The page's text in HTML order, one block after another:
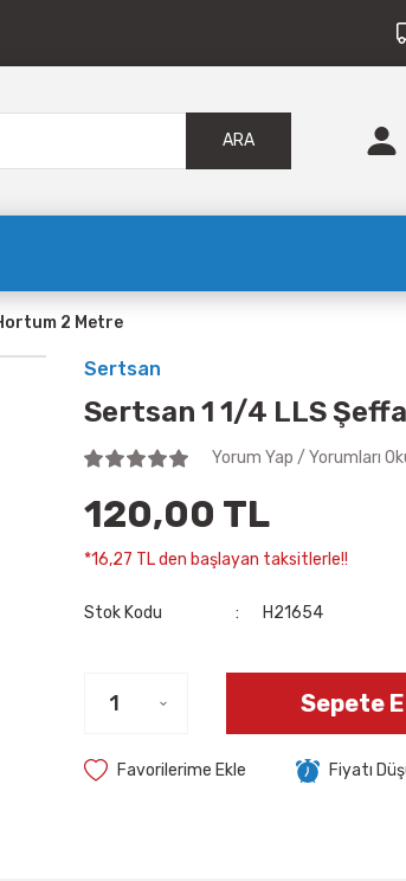
ARA
2 Metre
Sertsan
Sertsan 1 1/4 LLS
Yorum Yap / Yorumları
120,00 TL
*16,27 TL den başlayan taksitlerle!!
Stok Kodu H21654
Sepete
Fiyatı